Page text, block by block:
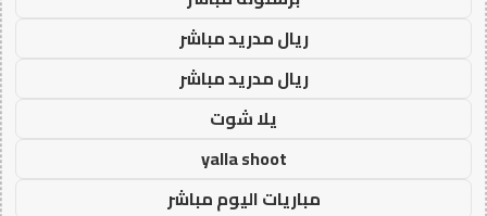
ريال مدريد مباشر
ريال مدريد مباشر
يلا شوت
yalla shoot
مباريات اليوم مباشر